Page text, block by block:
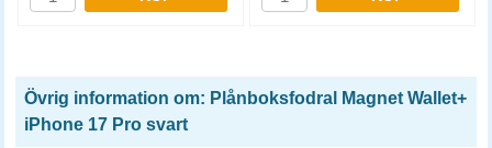
Övrig information om: Plånboksfodral Magnet Wallet+
iPhone 17 Pro svart